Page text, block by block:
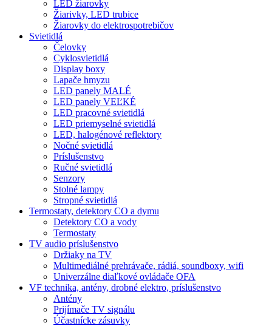
LED žiarovky
Žiarivky, LED trubice
Žiarovky do elektrospotrebičov
Svietidlá
Čelovky
Cyklosvietidlá
Display boxy
Lapače hmyzu
LED panely MALÉ
LED panely VEĽKÉ
LED pracovné svietidlá
LED priemyselné svietidlá
LED, halogénové reflektory
Nočné svietidlá
Príslušenstvo
Ručné svietidlá
Senzory
Stolné lampy
Stropné svietidlá
Termostaty, detektory CO a dymu
Detektory CO a vody
Termostaty
TV audio príslušenstvo
Držiaky na TV
Multimediálné prehrávače, rádiá, soundboxy, wifi
Univerzálne diaľkové ovládače OFA
VF technika, antény, drobné elektro, príslušenstvo
Antény
Prijímače TV signálu
Účastnícke zásuvky